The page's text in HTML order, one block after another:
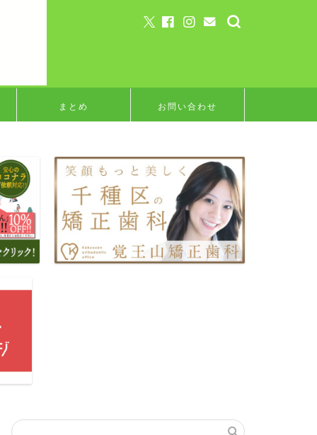
まとめ お問い合わせ